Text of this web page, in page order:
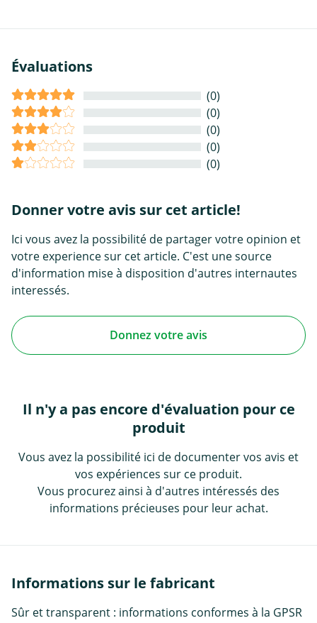
Évaluations
(0)
(0)
(0)
(0)
(0)
Donner votre avis sur cet article!
Ici vous avez la possibilité de partager votre opinion et
votre experience sur cet article. C'est une source
d'information mise à disposition d'autres internautes
interessés.
Donnez votre avis
Il n'y a pas encore d'évaluation pour ce
produit
Vous avez la possibilité ici de documenter vos avis et
vos expériences sur ce produit.
Vous procurez ainsi à d'autres intéressés des
informations précieuses pour leur achat.
Informations sur le fabricant
Sûr et transparent : informations conformes à la GPSR